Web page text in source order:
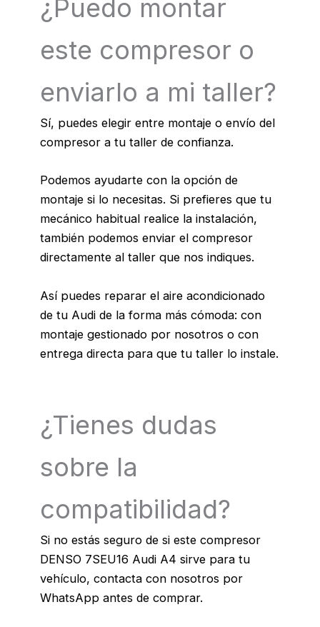
¿Puedo montar
este compresor o
enviarlo a mi taller?
Sí, puedes elegir entre montaje o envío del
compresor a tu taller de confianza.
Podemos ayudarte con la opción de
montaje si lo necesitas. Si prefieres que tu
mecánico habitual realice la instalación,
también podemos enviar el compresor
directamente al taller que nos indiques.
Así puedes reparar el aire acondicionado
de tu Audi de la forma más cómoda: con
montaje gestionado por nosotros o con
entrega directa para que tu taller lo instale.
¿Tienes dudas
sobre la
compatibilidad?
Si no estás seguro de si este compresor
DENSO 7SEU16 Audi A4 sirve para tu
vehículo, contacta con nosotros por
WhatsApp antes de comprar.